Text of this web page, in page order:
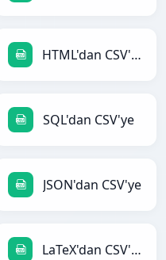
HTML'dan CSV'ye
SQL'dan CSV'ye
JSON'dan CSV'ye
LaTeX'dan CSV'ye